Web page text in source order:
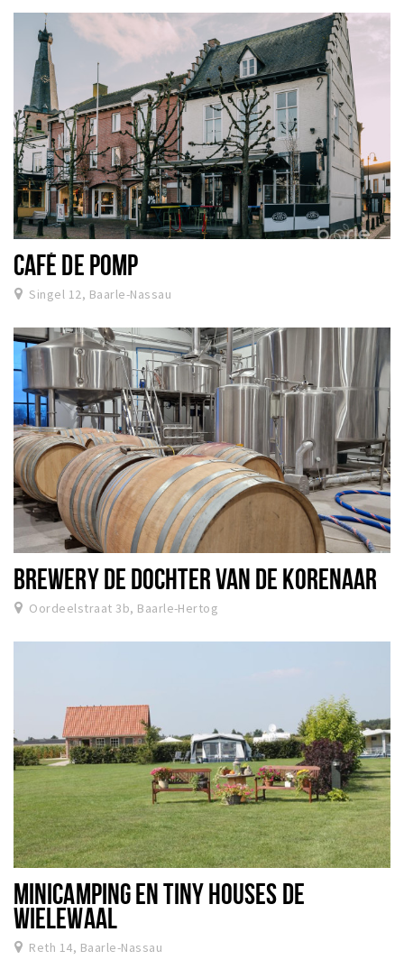
CAFÉ DE POMP
Singel 12, Baarle-Nassau
BREWERY DE DOCHTER VAN DE KORENAAR
Oordeelstraat 3b, Baarle-Hertog
MINICAMPING EN TINY HOUSES DE
WIELEWAAL
Reth 14, Baarle-Nassau